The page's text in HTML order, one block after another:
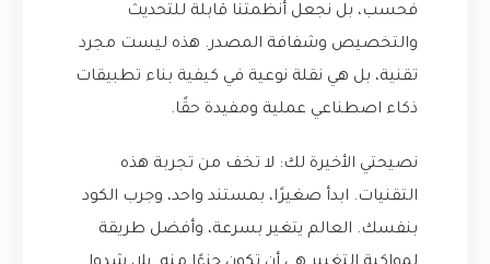
فحسب، بل نجعل أنظمتنا قابلة للتحديث
والتخصيص وشفافة المصدر. هذه ليست مجرد
تقنية، بل هي نقلة نوعية في كيفية بناء تطبيقات
ذكاء اصطناعي عملية ومفيدة حقًا.
نصيحتي الأخيرة لك: لا تخف من تجربة هذه
التقنيات. ابدأ صغيرًا، بمستند واحد، وجرب الكود
بنفسك. العالم يتغير بسرعة، وأفضل طريقة